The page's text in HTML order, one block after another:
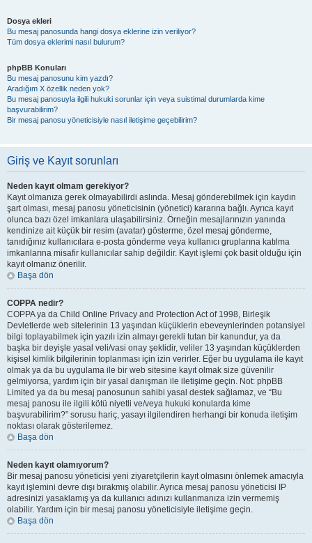
Dosya ekleri
Bu mesaj panosunda hangi dosya eklerine izin veriliyor?
Tüm dosya eklerimi nasıl bulurum?
phpBB Konuları
Bu mesaj panosunu kim yazdı?
Aradığım X özellik neden yok?
Bu mesaj panosuyla ilgili hukuki sorunlar için veya suistimal durumlarda kime
başvurabilirim?
Bir mesaj panosu yöneticisiyle nasıl iletişime geçebilirim?
Giriş ve Kayıt sorunları
Neden kayıt olmam gerekiyor?
Kayıt olmanıza gerek olmayabilirdi aslında. Mesaj gönderebilmek için kaydın
şart olması, mesaj panosu yöneticisinin (yönetici) kararına bağlı. Ayrıca kayıt
olunca bazı özel imkanlara ulaşabilirsiniz. Örneğin mesajlarınızın yanında
kendinize ait küçük bir resim (avatar) gösterme, özel mesaj gönderme,
tanıdığınız kullanıcılara e-posta gönderme veya kullanıcı gruplarına katılma
imkanlarına misafir kullanıcılar sahip değildir. Kayıt işlemi çok basit olduğu için
kayıt olmanız önerilir.
Başa dön
COPPA nedir?
COPPA ya da Child Online Privacy and Protection Act of 1998, Birleşik
Devletlerde web sitelerinin 13 yaşından küçüklerin ebeveynlerinden potansiyel
bilgi toplayabilmek için yazılı izin almayı gerekli tutan bir kanundur, ya da
başka bir deyişle yasal veli/vasi onay şeklidir, veliler 13 yaşından küçüklerden
kişisel kimlik bilgilerinin toplanması için izin verirler. Eğer bu uygulama ile kayıt
olmak ya da bu uygulama ile bir web sitesine kayıt olmak size güvenilir
gelmiyorsa, yardım için bir yasal danışman ile iletişime geçin. Not: phpBB
Limited ya da bu mesaj panosunun sahibi yasal destek sağlamaz, ve “Bu
mesaj panosu ile ilgili kötü niyetli ve/veya hukuki konularda kime
başvurabilirim?” sorusu hariç, yasayı ilgilendiren herhangi bir konuda iletişim
noktası olarak gösterilemez.
Başa dön
Neden kayıt olamıyorum?
Bir mesaj panosu yöneticisi yeni ziyaretçilerin kayıt olmasını önlemek amacıyla
kayıt işlemini devre dışı bırakmış olabilir. Ayrıca mesaj panosu yöneticisi IP
adresinizi yasaklamış ya da kullanıcı adınızı kullanmanıza izin vermemiş
olabilir. Yardım için bir mesaj panosu yöneticisiyle iletişime geçin.
Başa dön